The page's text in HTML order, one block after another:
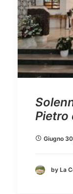
Pietro
Giugno
by La